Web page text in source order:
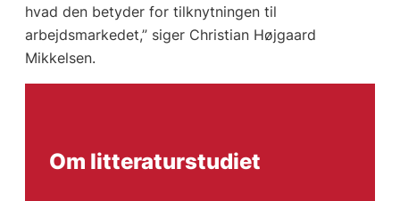
hvad den betyder for tilknytningen til
arbejdsmarkedet,” siger Christian Højgaard
Mikkelsen.
Om litteraturstudiet